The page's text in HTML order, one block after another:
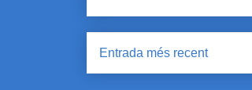
Entrada més recent